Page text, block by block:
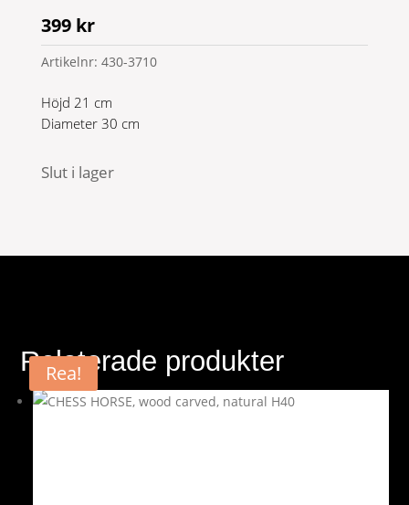
399 kr
Artikelnr: 430-3710
Höjd 21 cm
Diameter 30 cm
Slut i lager
Relaterade produkter
Rea!